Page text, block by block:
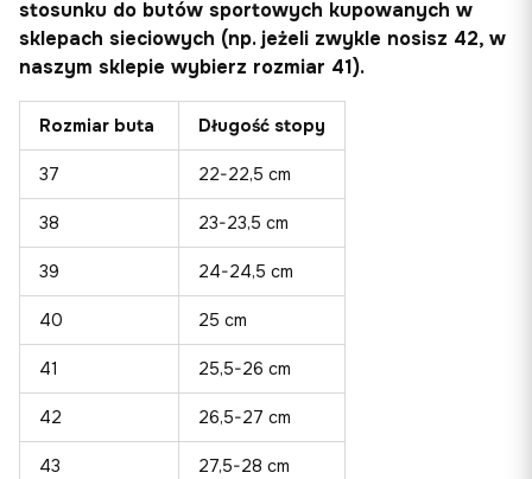
stosunku do butów sportowych kupowanych w
sklepach sieciowych (np. jeżeli zwykle nosisz 42, w
naszym sklepie wybierz rozmiar 41).
Rozmiar buta Długość stopy
37 22-22,5 cm
38 23-23,5 cm
39 24-24,5 cm
40 25 cm
41 25,5-26 cm
42 26,5-27 cm
43 27,5-28 cm